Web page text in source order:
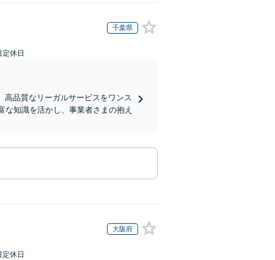
千葉県
休日
高品質なリーガルサービスをワンス
な知識を活かし、事業者さまの抱え
大阪府
休日